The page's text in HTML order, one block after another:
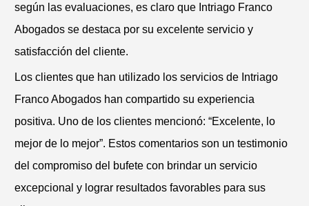
según las evaluaciones, es claro que Intriago Franco
Abogados se destaca por su excelente servicio y
satisfacción del cliente.
Los clientes que han utilizado los servicios de Intriago
Franco Abogados han compartido su experiencia
positiva. Uno de los clientes mencionó: “Excelente, lo
mejor de lo mejor”. Estos comentarios son un testimonio
del compromiso del bufete con brindar un servicio
excepcional y lograr resultados favorables para sus